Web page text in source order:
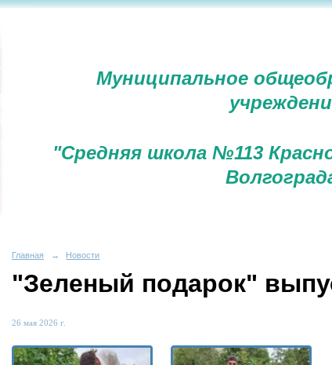
Муниципальное
"Средняя школа №113
Главная → Новости
"Зеленый подарок"
26 мая 2026 г.